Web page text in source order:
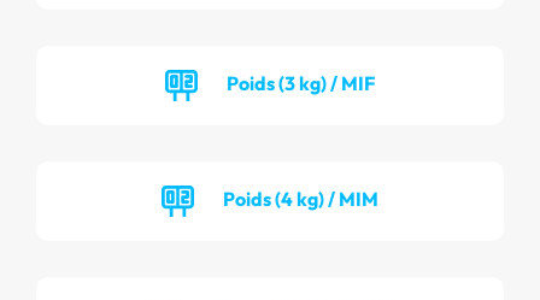
Poids (3 kg) / MIF
Poids (4 kg) / MIM